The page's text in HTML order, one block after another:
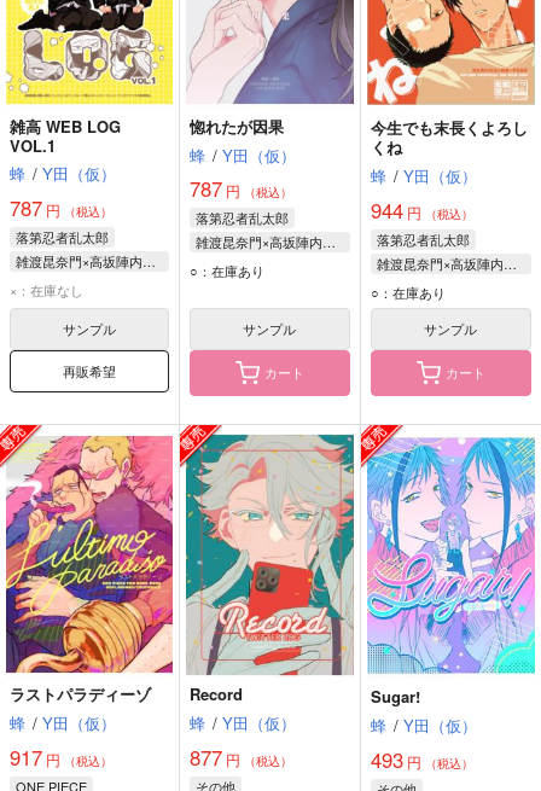
雑高 WEB LOG
VOL.1
蜂 / Y田（仮）
787 円 （税込）
落第忍者乱太郎
雑渡昆奈門×高坂陣内左衛門
雑渡昆奈門
高坂陣内左衛門
×：在庫なし
サンプル
再販希望
惚れたが因果
蜂 / Y田（仮）
787 円 （税込）
落第忍者乱太郎
雑渡昆奈門×高坂陣内左衛門
雑渡昆奈門
○：在庫あり
サンプル
カート
今生でも末長くよろし
くね
蜂 / Y田（仮）
944円 （税込）
落第忍者乱太郎
雑渡昆奈門×高坂陣内左衛門
雑渡昆奈門
高坂陣内左衛門
○：在庫あり
サンプル
カート
ラストパラディーゾ
蜂 / Y田（仮）
917 円 （税込）
ONE PIECE
Record
蜂 / Y田（仮）
877 円 （税込）
その他
Sugar!
蜂 / Y田（仮）
493円 （税込）